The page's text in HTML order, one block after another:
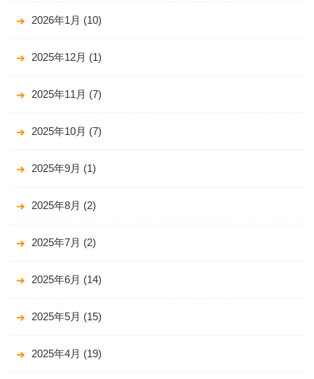
2026年1月 (10)
2025年12月 (1)
2025年11月 (7)
2025年10月 (7)
2025年9月 (1)
2025年8月 (2)
2025年7月 (2)
2025年6月 (14)
2025年5月 (15)
2025年4月 (19)